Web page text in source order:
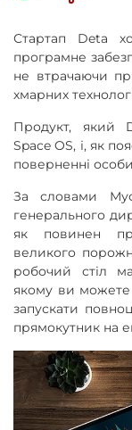
Стартап Deta
програмне
не втрачаючи
хмарних
Продукт, який
Space OS, і, як
поверненні
За словами
генерального
як повинен
великого
робочий стіл
якому ви
запускати
прямокутник на